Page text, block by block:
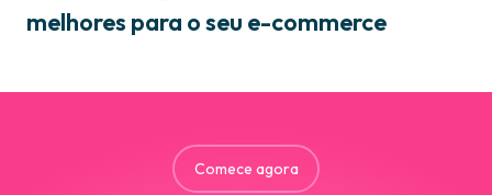
melhores para o seu e-commerce
Comece agora